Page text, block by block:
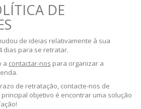
DE
de ideias relativamente à sua
dias para se retratar.
a contactar-nos para organizar a
de retratação, contacte-nos de
objetivo é encontrar uma solução